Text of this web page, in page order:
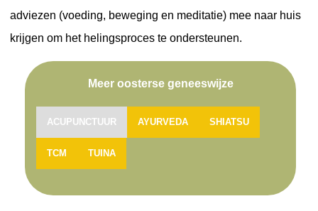
adviezen (voeding, beweging en meditatie) mee naar huis
krijgen om het helingsproces te ondersteunen.
Meer oosterse geneeswijze
ACUPUNCTUUR AYURVEDA SHIATSU
TCM TUINA